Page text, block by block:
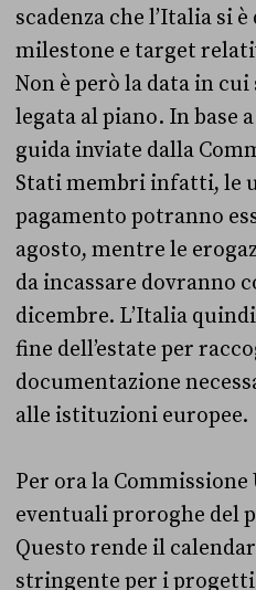
scadenza che l’Italia si
milestone e target
Non è però la data in
legata al piano. In base
guida inviate dalla
Stati membri infatti, le
pagamento potranno
agosto, mentre le
da incassare dovranno
dicembre. L’Italia
fine dell’estate per
documentazione
alle istituzioni europee.
Per ora la Commissione
eventuali proroghe del
Questo rende il
stringente per i